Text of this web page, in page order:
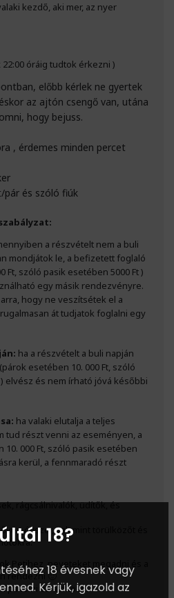
18?
18 évesnek vagy
Kérjük, igazold az
kezdő, aki mer, az nyer
22:00 óráig tudtok érkezni )
előbb kérlek ne gyertek
az ajtón csengő van, utána
hogy bejuss.
, érdemes minden percet
pár és szóló fiúk
a részvételt nem a buli
mondjátok le, a befizetett foglaló
Ft, szóló pasik esetében 5000 Ft )
egy másik rendezvényre.
hogy ne veszítsétek el a
át tudjatok foglalni egy
ha a részvételt a buli napján
esetében 10. 000 Ft, szóló
elvész és nem írható jóvá későbbi
ha valaki elutalja a teljes
tud részt venni az eseményen, a
000 Ft, szóló pasik esetében
kerül, a fennmaradó részt
rágcsálnivalók, üdítők, és
óvszer, valamint törülközőt és
Petihez neveteket megadni és a
rendezni 🙂
pakolni és átöltözni.